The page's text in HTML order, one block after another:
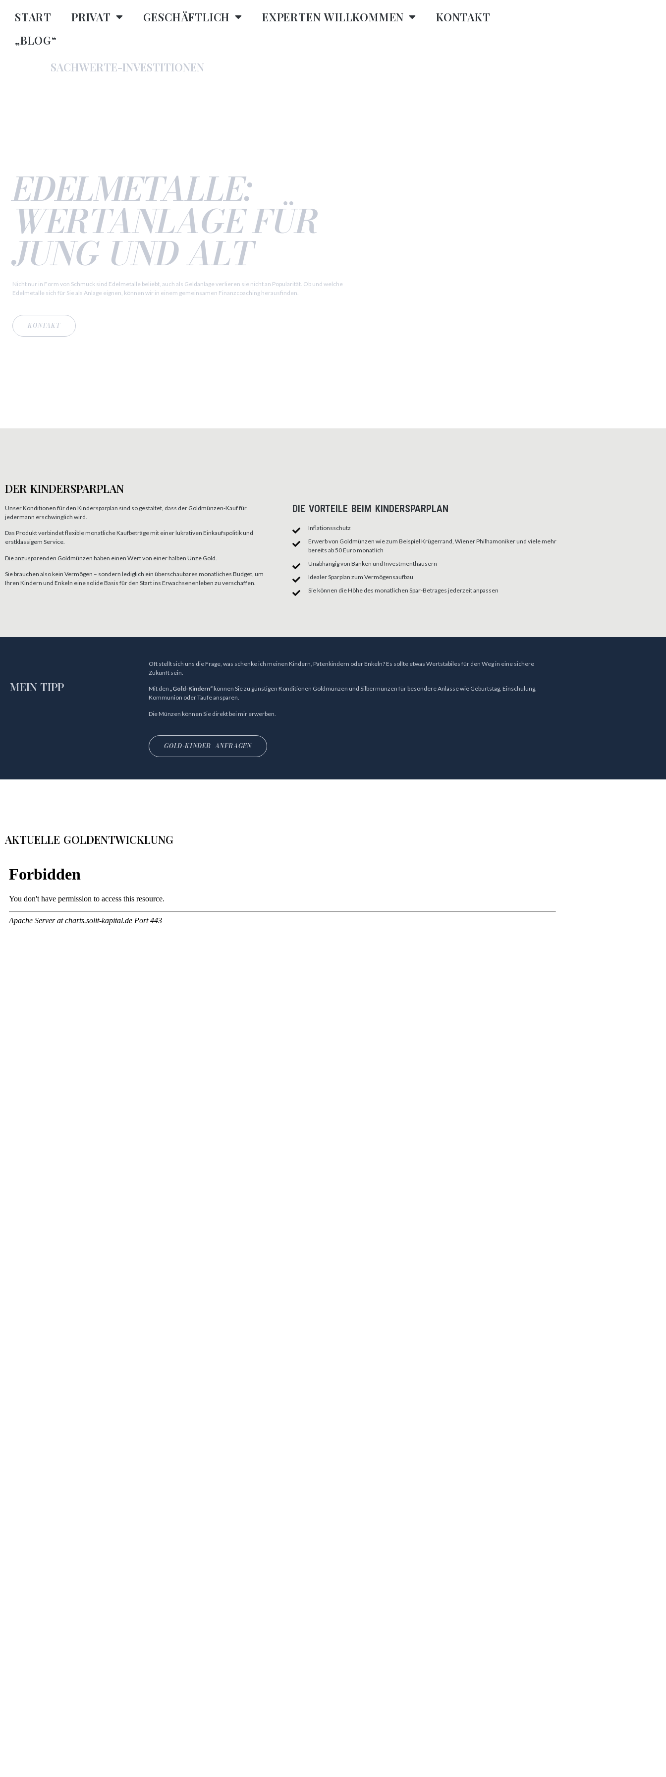
START PRIVAT GESCHÄFTLICH EXPERTEN WILLKOMMEN
KONTAKT
„BLOG“
SACHWERTE-INVESTITIONEN
EDEL­METALLE:
WERT­ANLAGE FÜR
JUNG UND ALT
Nicht nur in Form von Schmuck sind Edelmetalle beliebt, auch als Geldanlage verlieren sie nicht an Popularität. Ob und welche
Edelmetalle sich für Sie als Anlage eignen, können wir in einem gemeinsamen Finanzcoaching herausfinden.
KONTAKT
DER KINDER­SPAR­PLAN
Unser Konditionen für den Kindersparplan sind so gestaltet, dass der Goldmünzen-Kauf für
jedermann erschwinglich wird.
Das Produkt verbindet flexible monatliche Kaufbeträge mit einer lukrativen Einkaufspolitik und
erstklassigem Service.
Die anzusparenden Goldmünzen haben einen Wert von einer halben Unze Gold.
Sie brauchen also kein Vermögen – sondern lediglich ein überschaubares monatliches Budget, um
Ihren Kindern und Enkeln eine solide Basis für den Start ins Erwachsenenleben zu verschaffen.
DIE VORTEILE BEIM KINDERSPARPLAN
Inflationsschutz
Erwerb von Goldmünzen wie zum Beispiel Krügerrand, Wiener Philhamoniker und viele mehr
bereits ab 50 Euro monatlich
Unabhängig von Banken und Investmenthäusern
Idealer Sparplan zum Vermögensaufbau
Sie können die Höhe des monatlichen Spar-Betrages jederzeit anpassen
MEIN TIPP
Oft stellt sich uns die Frage, was schenke ich meinen Kindern, Patenkindern oder Enkeln?Es sollte etwas Wertstabiles für den Weg in eine sichere
Zukunft sein.
Mit den „Gold-Kindern“können Sie zu günstigen Konditionen Goldmünzen und Silbermünzen für besondere Anlässe wie Geburtstag, Einschulung,
Kommunion oder Taufe ansparen.
Die Münzen können Sie direkt bei mir erwerben.
GOLD-KINDER ANFRAGEN
AKTUELLE GOLD­ENTWICKLUNG